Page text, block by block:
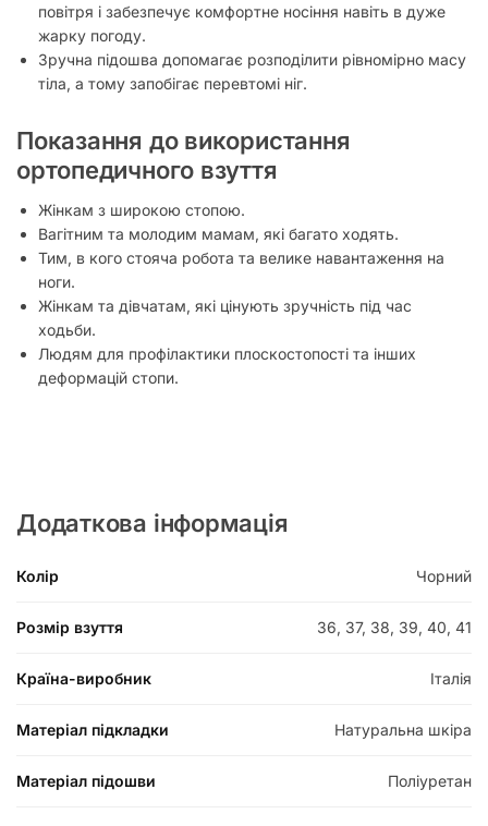
повітря і забезпечує комфортне носіння навіть в дуже
жарку погоду.
Зручна підошва допомагає розподілити рівномірно масу
тіла, а тому запобігає перевтомі ніг.
Показання до використання
ортопедичного взуття
Жінкам з широкою стопою.
Вагітним та молодим мамам, які багато ходять.
Тим, в кого стояча робота та велике навантаження на
ноги.
Жінкам та дівчатам, які цінують зручність під час
ходьби.
Людям для профілактики плоскостопості та інших
деформацій стопи.
Додаткова інформація
Колір Чорний
Розмір взуття 36, 37, 38, 39, 40, 41
Країна-виробник Італія
Матеріал підкладки Натуральна шкіра
Матеріал підошви Поліуретан